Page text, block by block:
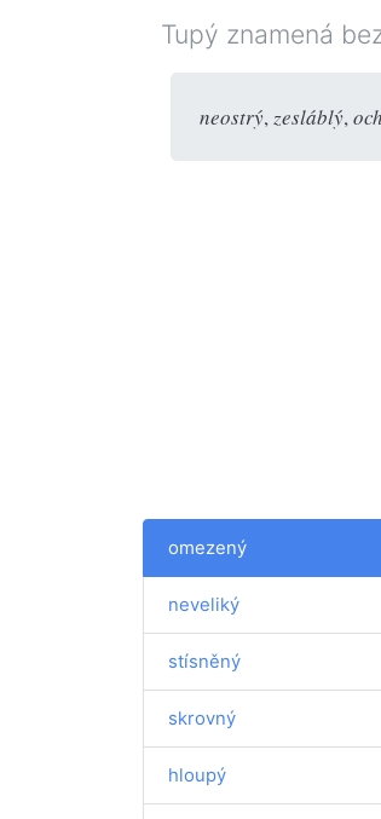
Tupý znamená
neostrý, zesláblý,
omezený
neveliký
stísněný
skrovný
hloupý